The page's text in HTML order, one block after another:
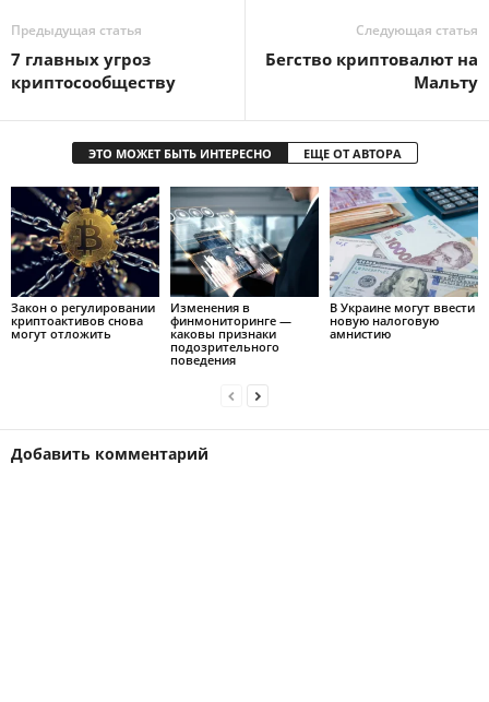
Предыдущая статья
7 главных угроз
криптосообществу
Следующая статья
Бегство криптовалют на
Мальту
ЭТО МОЖЕТ БЫТЬ ИНТЕРЕСНО ЕЩЕ ОТ АВТОРА
Закон о регулировании
криптоактивов снова
могут отложить
Изменения в
финмониторинге —
каковы признаки
подозрительного
поведения
В Украине могут ввести
новую налоговую
амнистию
Добавить комментарий